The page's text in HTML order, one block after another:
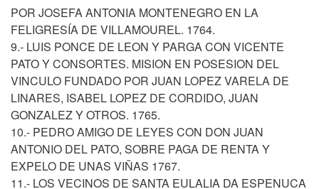
POR JOSEFA ANTONIA MONTENEGRO EN LA
FELIGRESÍA DE VILLAMOUREL. 1764.
9.- LUIS PONCE DE LEON Y PARGA CON VICENTE
PATO Y CONSORTES. MISION EN POSESION DEL
VINCULO FUNDADO POR JUAN LOPEZ VARELA DE
LINARES, ISABEL LOPEZ DE CORDIDO, JUAN
GONZALEZ Y OTROS. 1765.
10.- PEDRO AMIGO DE LEYES CON DON JUAN
ANTONIO DEL PATO, SOBRE PAGA DE RENTA Y
EXPELO DE UNAS VIÑAS 1767.
11.- LOS VECINOS DE SANTA EULALIA DA ESPENUCA